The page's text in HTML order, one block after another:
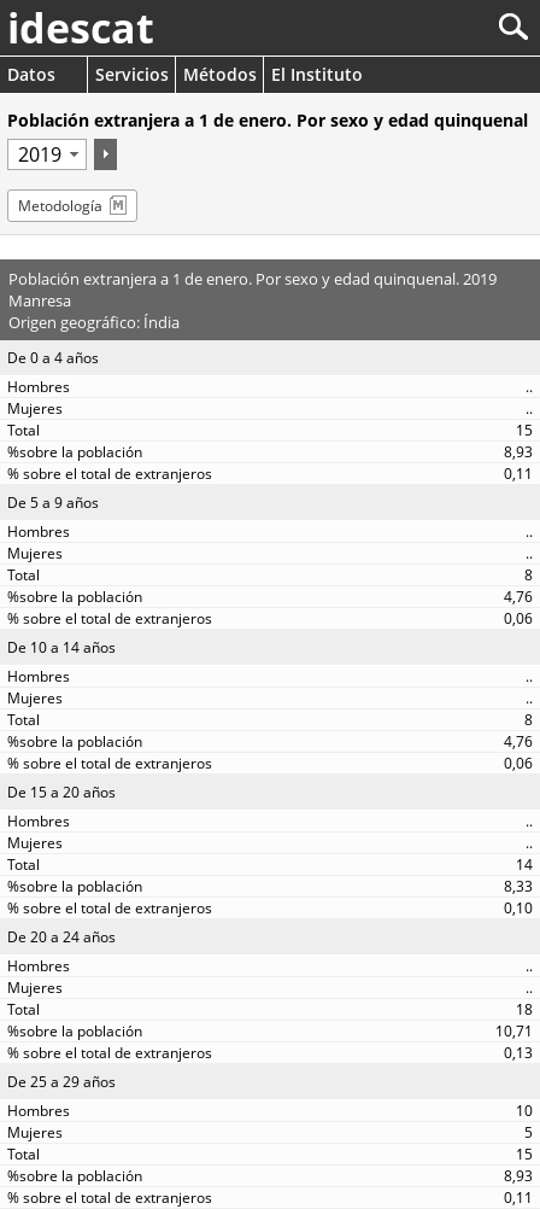
idescat
Datos Servicios Métodos
El Instituto
Población extranjera a 1 de enero. Por sexo y edad quinquenal
Metodología
Población extranjera a 1 de enero. Por sexo y edad quinquenal. 2019
Manresa
Origen geográfico: Índia
De 0 a 4 años
..
..
15
8,93
0,11
De 5 a 9 años
..
..
8
4,76
0,06
De 10 a 14 años
..
..
8
4,76
0,06
De 15 a 20 años
..
..
14
8,33
0,10
De 20 a 24 años
..
..
18
10,71
0,13
De 25 a 29 años
10
5
15
8,93
0,11